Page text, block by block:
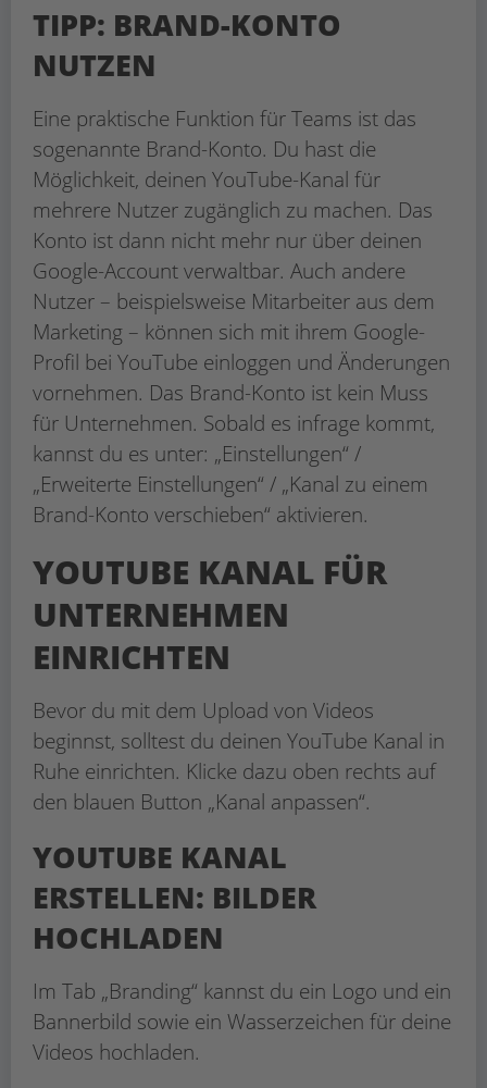
TIPP: BRAND-KONTO
NUTZEN
Eine praktische Funktion für Teams ist das
sogenannte Brand-Konto. Du hast die
Möglichkeit, deinen YouTube-Kanal für
mehrere Nutzer zugänglich zu machen. Das
Konto ist dann nicht mehr nur über deinen
Google-Account verwaltbar. Auch andere
Nutzer – beispielsweise Mitarbeiter aus dem
Marketing – können sich mit ihrem Google-
Profil bei YouTube einloggen und Änderungen
vornehmen. Das Brand-Konto ist kein Muss
für Unternehmen. Sobald es infrage kommt,
kannst du es unter: „Einstellungen“ /
„Erweiterte Einstellungen“ / „Kanal zu einem
Brand-Konto verschieben“ aktivieren.
YOUTUBE KANAL FÜR
UNTERNEHMEN
EINRICHTEN
Bevor du mit dem Upload von Videos
beginnst, solltest du deinen YouTube Kanal in
Ruhe einrichten. Klicke dazu oben rechts auf
den blauen Button „Kanal anpassen“.
YOUTUBE KANAL
ERSTELLEN: BILDER
HOCHLADEN
Im Tab „Branding“ kannst du ein Logo und ein
Bannerbild sowie ein Wasserzeichen für deine
Videos hochladen.